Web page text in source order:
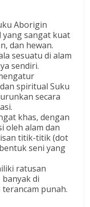
Aborigin
sangat kuat
dan hewan.
sesuatu di alam
sendiri.
spiritual Suku
secara
khas, dengan
oleh alam dan
titik-titik (dot
seni yang
ratusan
di
punah.